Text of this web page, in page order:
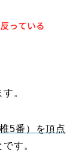
。
5番）を頂点
す。